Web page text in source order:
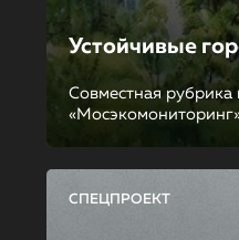
Устойчивые
Совместная
СПЕЦПРОЕКТ